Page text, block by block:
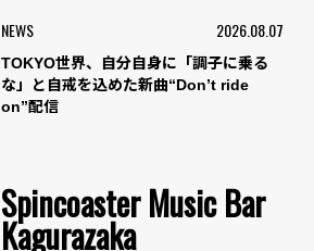
NEWS 2026.08.07
TOKYO世界、自分自身に「調子に乗る
な」と自戒を込めた新曲“Don’t ride
on”配信
Spincoaster Music Bar
Kagurazaka